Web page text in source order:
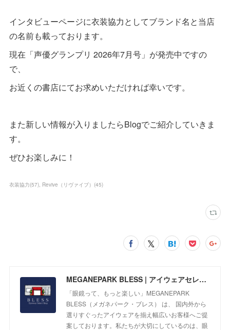
インタビューページに衣装協力としてブランド名と当店
の名前も載っております。
現在「声優グランプリ 2026年7月号」が発売中ですの
で、
お近くの書店にてお求めいただければ幸いです。
また新しい情報が入りましたらBlogでご紹介していきま
す。
ぜひお楽しみに！
衣装協力(57) Revive（リヴァイブ） (45)
MEGANEPARK BLESS | アイウェアセレクトショップ
「眼鏡って、もっと楽しい」MEGANEPARK
BLESS（メガネパーク・ブレス） は、 国内外から
選りすぐったアイウェアを揃え幅広いお客様へご提
案しております。私たちが大切にしているのは、眼